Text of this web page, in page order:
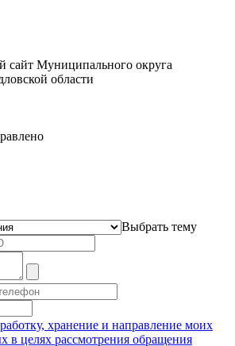
Муниципального округа
области
Выбрать тему
хранение и направление моих
в целях рассмотрения обращения